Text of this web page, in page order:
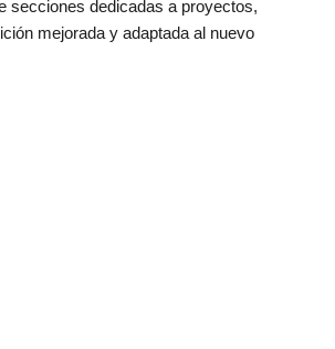
secciones dedicadas a proyectos,
mejorada y adaptada al nuevo